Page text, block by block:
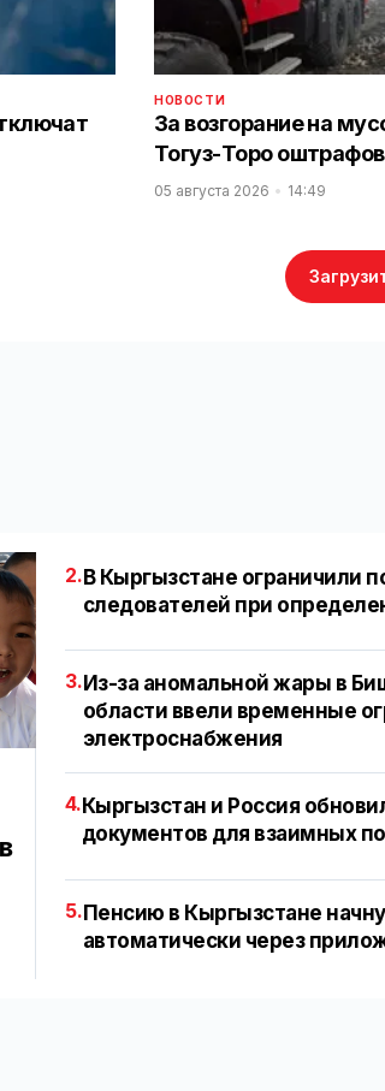
НОВОСТИ
За возгорание на
Тогуз-Торо
05 августа 2026 14:49
2.В Кыргызстане ограничили
следователей при
3. Из-за аномальной жары в
области ввели временные
электроснабжения
4. Кыргызстан и Россия
документов для взаимных
5. Пенсию в Кыргызстане
автоматически через